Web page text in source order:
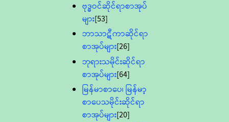
ဗုဒ္ဓဝင်ဆိုင်ရာစာအုပ်
များ[53]
ဘာသာဋီကာဆိုင်ရာ
စာအုပ်များ[26]
ဘုရားသမိုင်းဆိုင်ရာ
စာအုပ်များ[64]
မြန်မာစာပေ၊ မြန်မာ့
စာပေသမိုင်းဆိုင်ရာ
စာအုပ်များ[20]